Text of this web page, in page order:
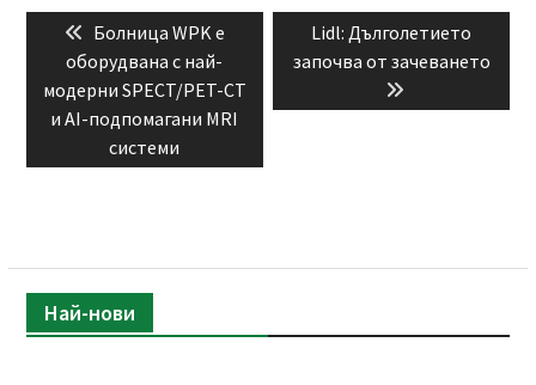
Previous
post:
Болница WPK е
оборудвана с най-
модерни SPECT/PET-CT
и AI-подпомагани MRI
системи
Next
post:
Lidl: Дълголетието
започва от зачеването
Най-нови